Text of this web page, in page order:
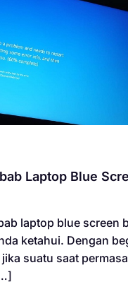
Laptop Blue
laptop blue screen
ketahui. Dengan
suatu saat